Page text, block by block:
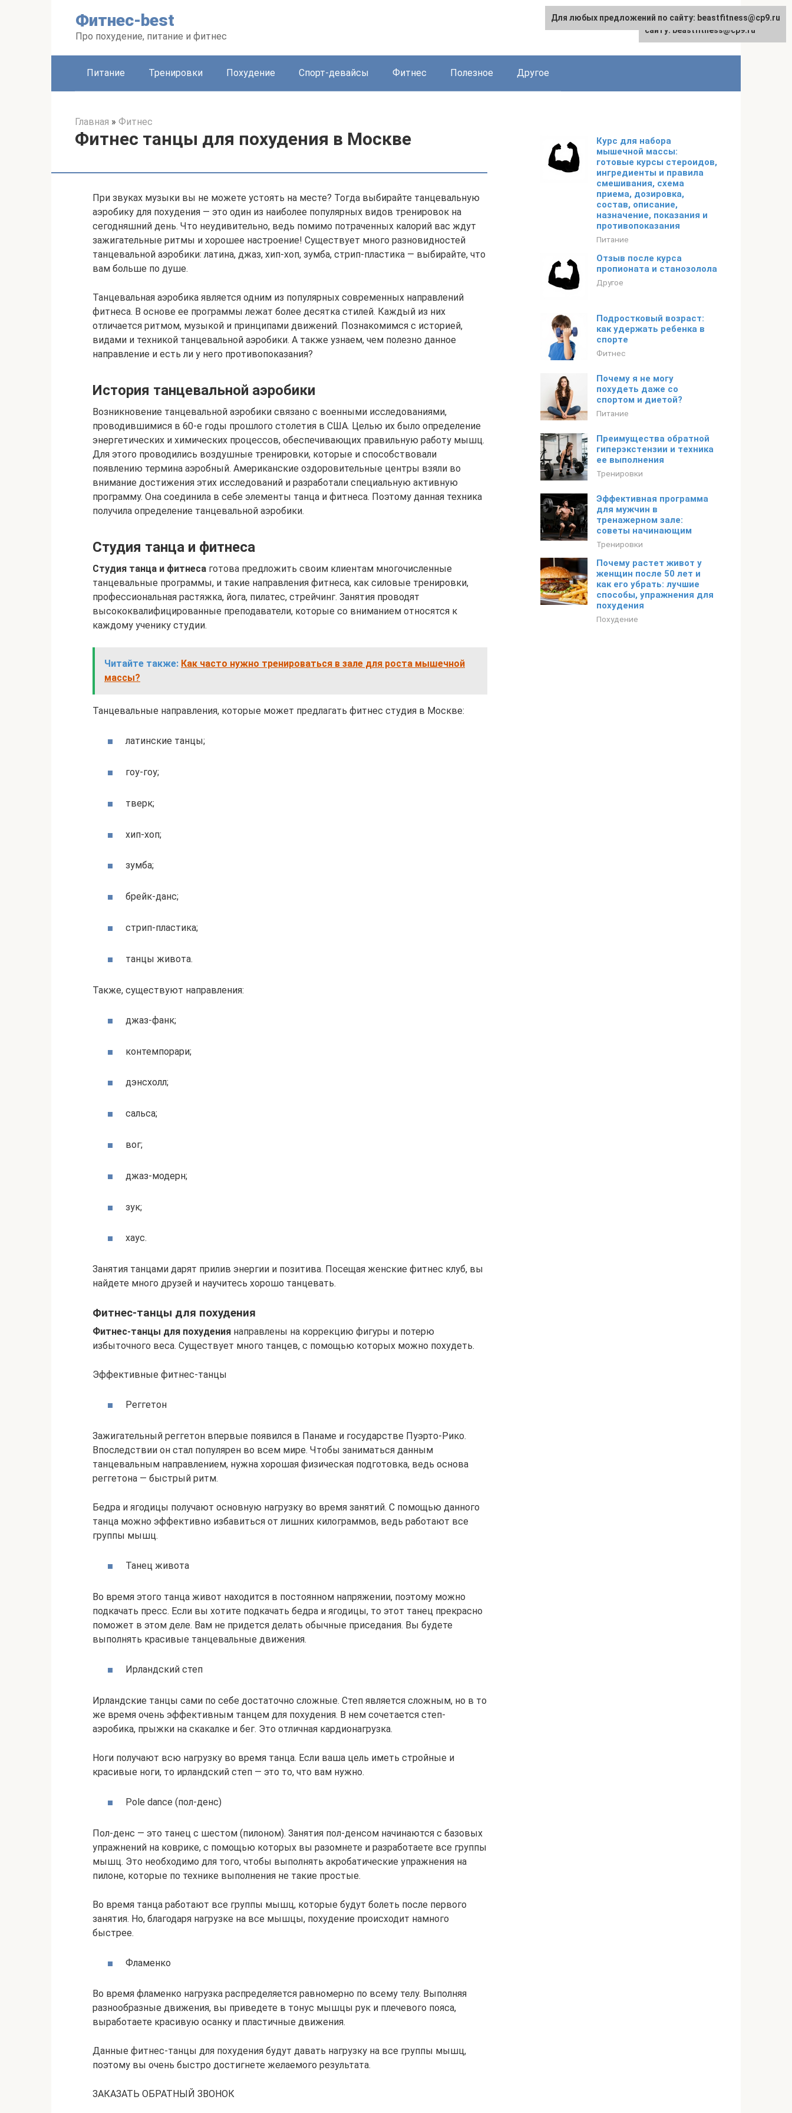
Фитнес-best
Про похудение, питание и фитнес
Питание Тренировки Похудение Спорт-девайсы Фитнес Полезное Другое
Главная » Фитнес
Фитнес танцы для похудения в Москве
При звуках музыки вы не можете устоять на месте? Тогда выбирайте танцевальную
аэробику для похудения — это один из наиболее популярных видов тренировок на
сегодняшний день. Что неудивительно, ведь помимо потраченных калорий вас ждут
зажигательные ритмы и хорошее настроение! Существует много разновидностей
танцевальной аэробики: латина, джаз, хип-хоп, зумба, стрип-пластика — выбирайте, что
вам больше по душе.
Танцевальная аэробика является одним из популярных современных направлений
фитнеса. В основе ее программы лежат более десятка стилей. Каждый из них
отличается ритмом, музыкой и принципами движений. Познакомимся с историей,
видами и техникой танцевальной аэробики. А также узнаем, чем полезно данное
направление и есть ли у него противопоказания?
История танцевальной аэробики
Возникновение танцевальной аэробики связано с военными исследованиями,
проводившимися в 60-е годы прошлого столетия в США. Целью их было определение
энергетических и химических процессов, обеспечивающих правильную работу мышц.
Для этого проводились воздушные тренировки, которые и способствовали
появлению термина аэробный. Американские оздоровительные центры взяли во
внимание достижения этих исследований и разработали специальную активную
программу. Она соединила в себе элементы танца и фитнеса. Поэтому данная техника
получила определение танцевальной аэробики.
Студия танца и фитнеса
Студия танца и фитнеса готова предложить своим клиентам многочисленные
танцевальные программы, и такие направления фитнеса, как силовые тренировки,
профессиональная растяжка, йога, пилатес, стрейчинг. Занятия проводят
высококвалифицированные преподаватели, которые со вниманием относятся к
каждому ученику студии.
Читайте также: Как часто нужно тренироваться в зале для роста мышечной
массы?
Танцевальные направления, которые может предлагать фитнес студия в Москве:
латинские танцы;
гоу-гоу;
тверк;
хип-хоп;
зумба;
брейк-данс;
стрип-пластика;
танцы живота.
Также, существуют направления:
джаз-фанк;
контемпорари;
дэнсхолл;
сальса;
вог;
джаз-модерн;
зук;
хаус.
Занятия танцами дарят прилив энергии и позитива. Посещая женские фитнес клуб, вы
найдете много друзей и научитесь хорошо танцевать.
Фитнес-танцы для похудения
Фитнес-танцы для похудения направлены на коррекцию фигуры и потерю
избыточного веса. Существует много танцев, с помощью которых можно похудеть.
Эффективные фитнес-танцы
Реггетон
Зажигательный реггетон впервые появился в Панаме и государстве Пуэрто-Рико.
Впоследствии он стал популярен во всем мире. Чтобы заниматься данным
танцевальным направлением, нужна хорошая физическая подготовка, ведь основа
реггетона — быстрый ритм.
Бедра и ягодицы получают основную нагрузку во время занятий. С помощью данного
танца можно эффективно избавиться от лишних килограммов, ведь работают все
группы мышц.
Танец живота
Во время этого танца живот находится в постоянном напряжении, поэтому можно
подкачать пресс. Если вы хотите подкачать бедра и ягодицы, то этот танец прекрасно
поможет в этом деле. Вам не придется делать обычные приседания. Вы будете
выполнять красивые танцевальные движения.
Ирландский степ
Ирландские танцы сами по себе достаточно сложные. Степ является сложным, но в то
же время очень эффективным танцем для похудения. В нем сочетается степ-
аэробика, прыжки на скакалке и бег. Это отличная кардионагрузка.
Ноги получают всю нагрузку во время танца. Если ваша цель иметь стройные и
красивые ноги, то ирландский степ — это то, что вам нужно.
Pole dance (пол-денс)
Пол-денс — это танец с шестом (пилоном). Занятия пол-денсом начинаются с базовых
упражнений на коврике, с помощью которых вы разомнете и разработаете все группы
мышц. Это необходимо для того, чтобы выполнять акробатические упражнения на
пилоне, которые по технике выполнения не такие простые.
Во время танца работают все группы мышц, которые будут болеть после первого
занятия. Но, благодаря нагрузке на все мышцы, похудение происходит намного
быстрее.
Фламенко
Во время фламенко нагрузка распределяется равномерно по всему телу. Выполняя
разнообразные движения, вы приведете в тонус мышцы рук и плечевого пояса,
выработаете красивую осанку и пластичные движения.
Данные фитнес-танцы для похудения будут давать нагрузку на все группы мышц,
поэтому вы очень быстро достигнете желаемого результата.
ЗАКАЗАТЬ ОБРАТНЫЙ ЗВОНОК
Курс для набора
мышечной массы:
готовые курсы стероидов,
ингредиенты и правила
смешивания, схема
приема, дозировка,
состав, описание,
назначение, показания и
противопоказания
Питание
Отзыв после курса
пропионата и станозолола
Другое
Подростковый возраст:
как удержать ребенка в
спорте
Фитнес
Почему я не могу
похудеть даже со
спортом и диетой?
Питание
Преимущества обратной
гиперэкстензии и техника
ее выполнения
Тренировки
Эффективная программа
для мужчин в
тренажерном зале:
советы начинающим
Тренировки
Почему растет живот у
женщин после 50 лет и
как его убрать: лучшие
способы, упражнения для
похудения
Похудение
Для любых предложений по
сайту: beastfitness@cp9.ru
Для любых предложений по сайту: beastfitness@cp9.ru